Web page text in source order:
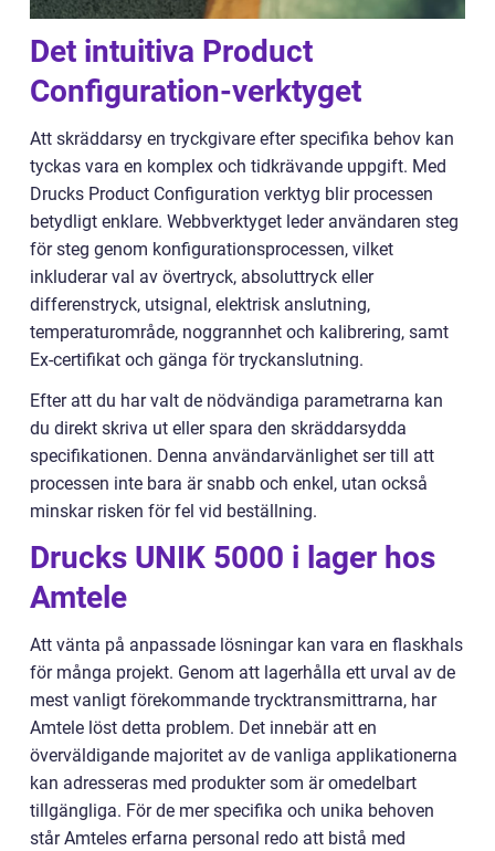
Det intuitiva Product
Configuration-verktyget
Att skräddarsy en tryckgivare efter specifika behov kan
tyckas vara en komplex och tidkrävande uppgift. Med
Drucks Product Configuration verktyg blir processen
betydligt enklare. Webbverktyget leder användaren steg
för steg genom konfigurationsprocessen, vilket
inkluderar val av övertryck, absoluttryck eller
differenstryck, utsignal, elektrisk anslutning,
temperaturområde, noggrannhet och kalibrering, samt
Ex-certifikat och gänga för tryckanslutning.
Efter att du har valt de nödvändiga parametrarna kan
du direkt skriva ut eller spara den skräddarsydda
specifikationen. Denna användarvänlighet ser till att
processen inte bara är snabb och enkel, utan också
minskar risken för fel vid beställning.
Drucks UNIK 5000 i lager hos
Amtele
Att vänta på anpassade lösningar kan vara en flaskhals
för många projekt. Genom att lagerhålla ett urval av de
mest vanligt förekommande trycktransmittrarna, har
Amtele löst detta problem. Det innebär att en
överväldigande majoritet av de vanliga applikationerna
kan adresseras med produkter som är omedelbart
tillgängliga. För de mer specifika och unika behoven
står Amteles erfarna personal redo att bistå med